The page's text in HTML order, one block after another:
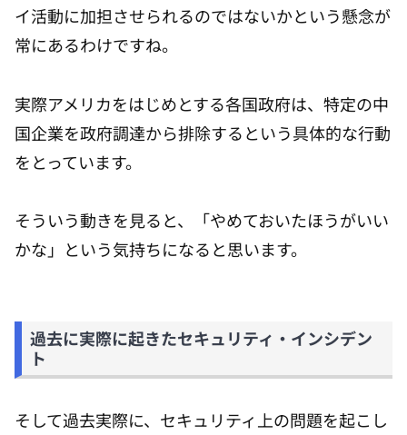
イ活動に加担させられるのではないかという懸念が
常にあるわけですね。
実際アメリカをはじめとする各国政府は、特定の中
国企業を政府調達から排除するという具体的な行動
をとっています。
そういう動きを見ると、「やめておいたほうがいい
かな」という気持ちになると思います。
過去に実際に起きたセキュリティ・インシデン
ト
そして過去実際に、セキュリティ上の問題を起こし